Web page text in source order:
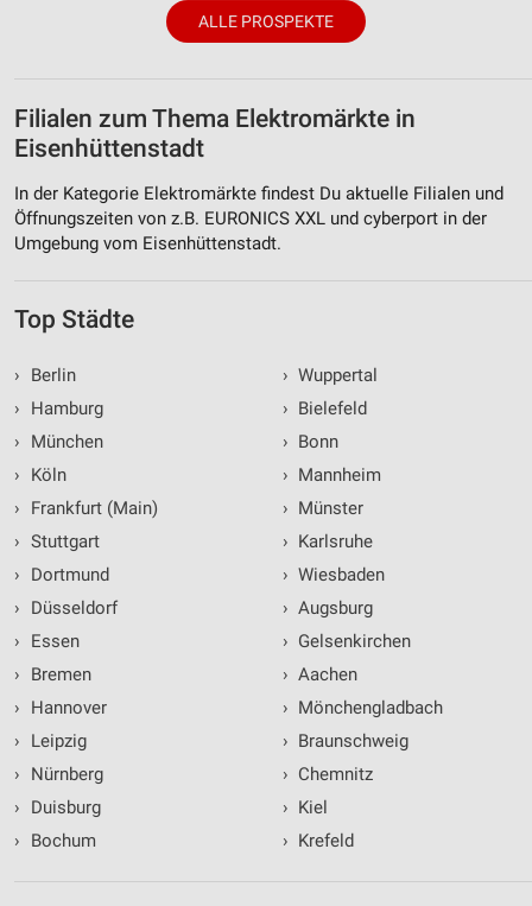
ALLE PROSPEKTE
Filialen zum Thema Elektromärkte in
Eisenhüttenstadt
In der Kategorie Elektromärkte findest Du aktuelle Filialen und
Öffnungszeiten von z.B. EURONICS XXL und cyberport in der
Umgebung vom Eisenhüttenstadt.
Top Städte
›
Berlin
›
Hamburg
›
München
›
Köln
›
Frankfurt (Main)
› Stuttgart
›
Dortmund
›
Düsseldorf
›
Essen
›
Bremen
›
Hannover
›
Leipzig
›
Nürnberg
›
Duisburg
›
Bochum
› Wuppertal
› Bielefeld
› Bonn
› Mannheim
› Münster
› Karlsruhe
› Wiesbaden
› Augsburg
› Gelsenkirchen
› Aachen
› Mönchengladbach
› Braunschweig
› Chemnitz
› Kiel
› Krefeld